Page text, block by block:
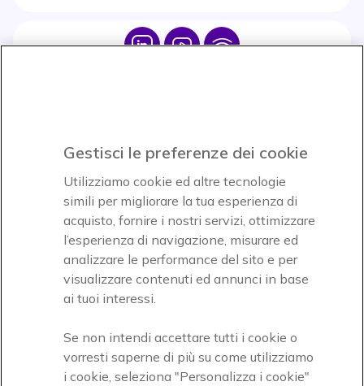
Icon IconIcon
Accettiamo
Onedirect, azienda del gruppo INCEPT
Gestisci le preferenze dei cookie
Utilizziamo cookie ed altre tecnologie
simili per migliorare la tua esperienza di
acquisto, fornire i nostri servizi, ottimizzare
l’esperienza di navigazione, misurare ed
analizzare le performance del sito e per
visualizzare contenuti ed annunci in base
ai tuoi interessi.
Se non intendi accettare tutti i cookie o
vorresti saperne di più su come utilizziamo
i cookie, seleziona "Personalizza i cookie"